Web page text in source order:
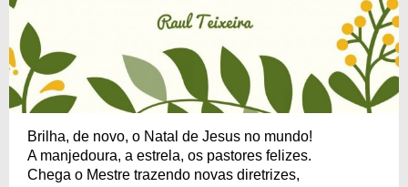
Brilha, de novo, o Natal de Jesus no mundo!
A manjedoura, a estrela, os pastores felizes.
Chega o Mestre trazendo novas diretrizes,